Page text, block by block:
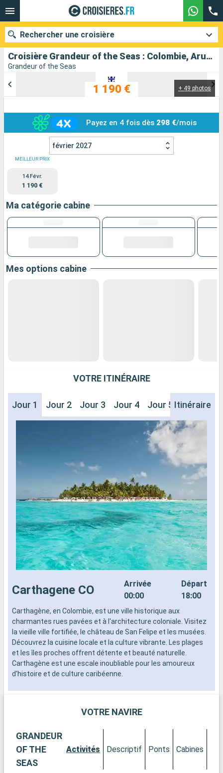
Croisière Grandeur of the Seas : Colombie, Aruba, Bonaire, Panama au départ de Carthagene CO
Grandeur of the Seas
+ 49 photos
1 190 €
Payez en 4 fois dès 298 €/mois
février 2027
MEILLEUR PRIX
14 Févr.
1 190 €
Ma catégorie cabine
Mes options cabine
VOTRE ITINÉRAIRE
Jour 1 Jour 2 Jour 3 Jour 4 Jour 5 Jour 6
Itinéraire
Carthagene CO
Arrivée
00:00
Départ
18:00
Carthagène, en Colombie, est une ville historique aux
charmantes rues pavées et à l'architecture coloniale. Visitez
la vieille ville fortifiée, le château de San Felipe et les musées.
Découvrez la cuisine locale et la culture vibrante. Les plages
et les îles proches offrent détente et beauté naturelle.
Carthagène est une escale inoubliable pour les amoureux
d'histoire et de culture caribéenne.
VOTRE NAVIRE
GRANDEUR
OF THE
SEAS
Activités Descriptif Ponts Cabines
Rechercher une croisière
Mois de départ
Ports Compagnies